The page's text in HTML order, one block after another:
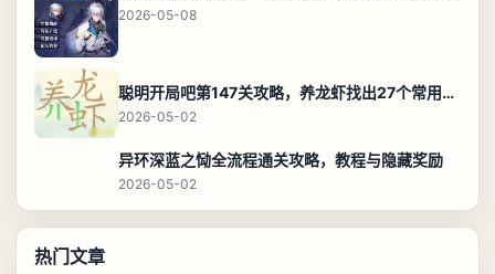
2026-05-08
聪明开局吧第147关攻略，养龙虾找出27个常用字通关答案
2026-05-02
异环深蓝之恸全流程通关攻略，教程与隐藏奖励
2026-05-02
热门文章